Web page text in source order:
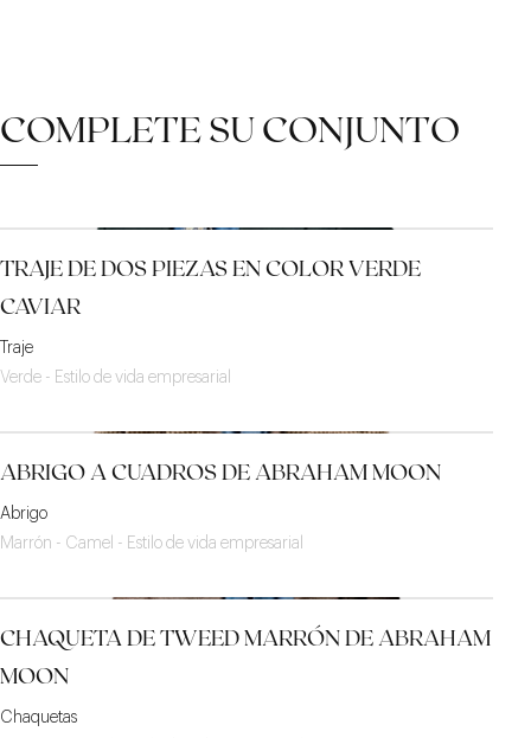
COMPLETE SU CONJUNTO
TRAJE DE DOS PIEZAS EN COLOR VERDE
CAVIAR
Traje
Verde - Estilo de vida empresarial
ABRIGO A CUADROS DE ABRAHAM MOON
Abrigo
Marrón - Camel - Estilo de vida empresarial
CHAQUETA DE TWEED MARRÓN DE ABRAHAM
MOON
Chaquetas